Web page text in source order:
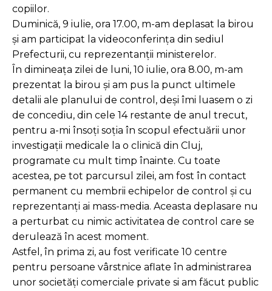
copiilor.
Duminică, 9 iulie, ora 17.00, m-am deplasat la birou
și am participat la videoconferința din sediul
Prefecturii, cu reprezentanții ministerelor.
În dimineața zilei de luni, 10 iulie, ora 8.00, m-am
prezentat la birou și am pus la punct ultimele
detalii ale planului de control, deși îmi luasem o zi
de concediu, din cele 14 restante de anul trecut,
pentru a-mi însoți soția în scopul efectuării unor
investigații medicale la o clinică din Cluj,
programate cu mult timp înainte. Cu toate
acestea, pe tot parcursul zilei, am fost în contact
permanent cu membrii echipelor de control și cu
reprezentanți ai mass-media. Aceasta deplasare nu
a perturbat cu nimic activitatea de control care se
derulează în acest moment.
Astfel, în prima zi, au fost verificate 10 centre
pentru persoane vârstnice aflate în administrarea
unor societăți comerciale private si am făcut public